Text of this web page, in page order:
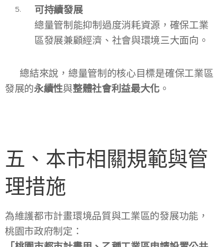
可持續發展
總量管制能抑制過度消耗資源，確保工業
區發展兼顧經濟、社會與環境三大面向。
👉 總結來說，總量管制的核心目標是確保工業區
發展的永續性與整體社會利益最大化 。
五、本市相關規範與管
理措施
為維護都市計畫環境品質與工業區的發展功能，
桃園市政府制定：